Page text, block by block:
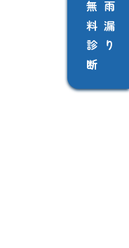
雨漏り
無料診断